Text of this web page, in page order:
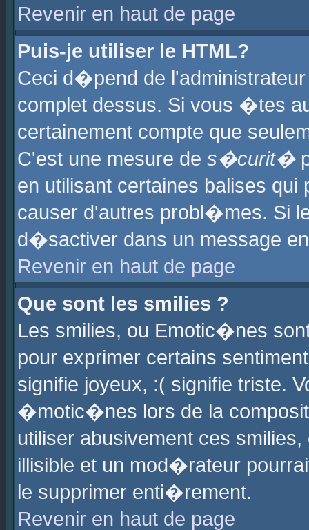
Revenir en haut de page
Puis-je utiliser le HTML?
Ceci d�pend de
complet dessus. Si vous �tes
certainement compte que
C'est une mesure de s�curit�
en utilisant certaines balises
causer d'autres probl�mes. Si
d�sactiver dans un message
Revenir en haut de page
Que sont les smilies ?
Les smilies, ou Emotic�nes
pour exprimer certains
signifie joyeux, :( signifie triste.
�motic�nes lors de la
utiliser abusivement ces
illisible et un mod�rateur
le supprimer enti�rement.
Revenir en haut de page